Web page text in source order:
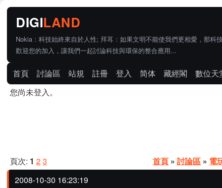
Nokia：科技始終來自於人性; 拜耳：如果文明不能使我們更相愛，那科
歡迎您的加入，讓我們一起討論科技與環保的整合應用...
首頁 討論區 站規 註冊 登入 简体 藏經閣
數位天
您尚未登入。
頁次: 1 23 首頁 » 討論區 » 電
2008-10-30 16:23:19